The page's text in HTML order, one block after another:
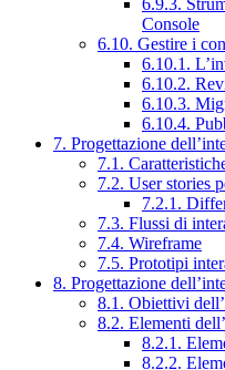
Console
6.10. Gestire i
6.10.1.
6.10.2.
6.10.3.
6.10.4.
7. Progettazione
7.1.
7.2. User stories
7.2.1.
7.3. Flussi di
7.4. Wireframe
7.5. Prototipi
8. Progettazione
8.1. Obiettivi
8.2. Elementi
8.2.1.
8.2.2.